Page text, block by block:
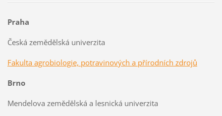
Praha
Česká zemědělská univerzita
Fakulta agrobiologie, potravinových a přírodních zdrojů
Brno
Mendelova zemědělská a lesnická univerzita